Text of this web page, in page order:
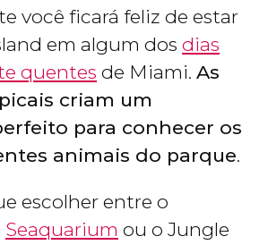
você ficará feliz de estar
em algum dos dias
quentes de Miami. As
criam um
para conhecer os
animais do parque.
escolher entre o
Seaquarium ou o Jungle